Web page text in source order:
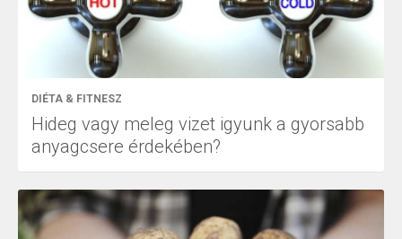
DIÉTA & FITNESZ
Hideg vagy meleg vizet igyunk a gyorsabb
anyagcsere érdekében?